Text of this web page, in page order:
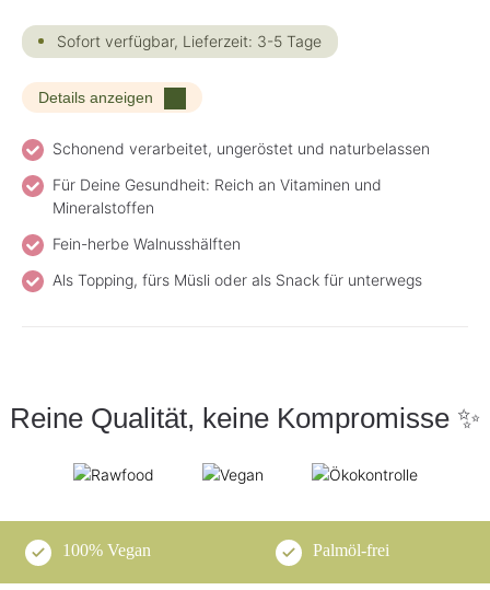
Sofort verfügbar, Lieferzeit: 3-5 Tage
Details anzeigen
Schonend verarbeitet, ungeröstet und naturbelassen
Für Deine Gesundheit: Reich an Vitaminen und
Mineralstoffen
Fein-herbe Walnusshälften
Als Topping, fürs Müsli oder als Snack für unterwegs
Reine Qualität, keine Kompromisse ✨
100% Vegan Palmöl-frei